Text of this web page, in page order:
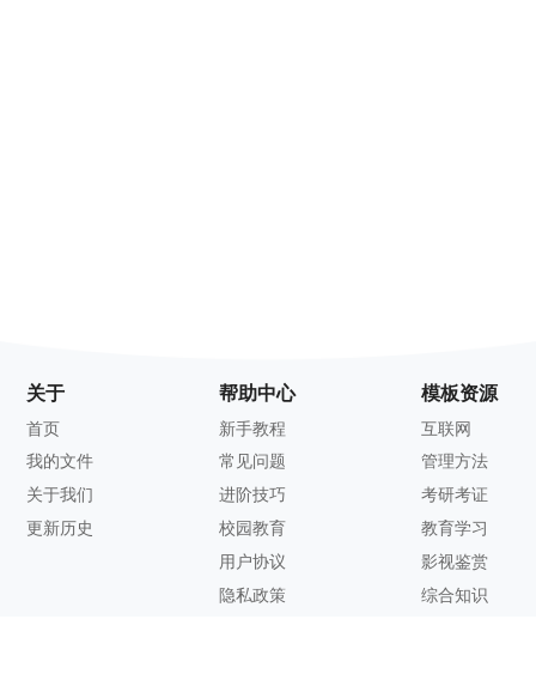
关于
首页
我的文件
关于我们
更新历史
帮助中心
新手教程
常见问题
进阶技巧
校园教育
用户协议
隐私政策
模板资源
互联网
管理方法
考研考证
教育学习
影视鉴赏
综合知识